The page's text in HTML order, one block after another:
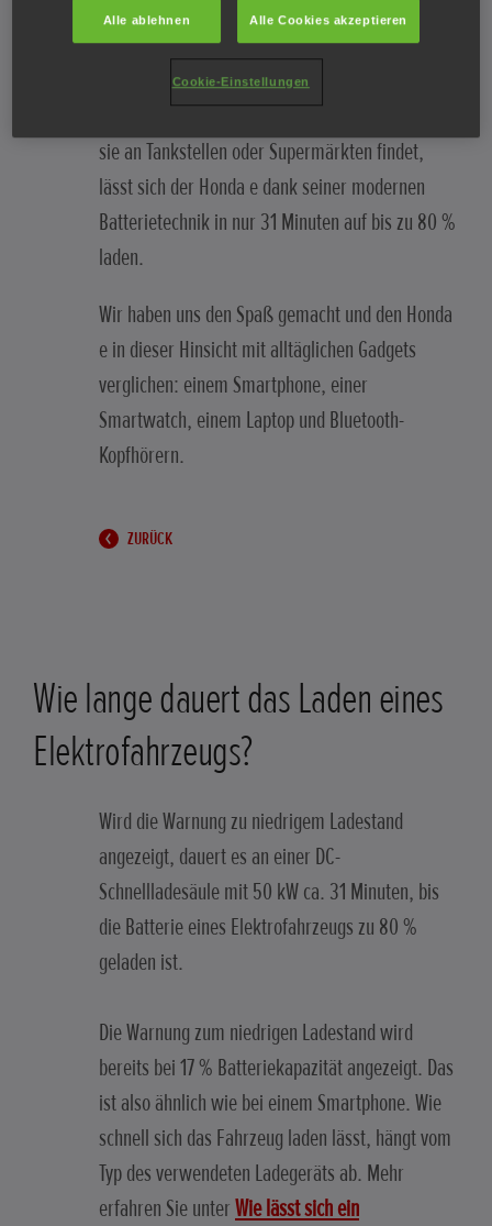
Der Honda e lässt sich schneller laden als ein
Smartphone oder sogar eine Smartwatch.
sie an Tankstellen oder Supermärkten findet,
lässt sich der Honda e dank seiner modernen
Batterietechnik in nur 31 Minuten auf bis zu 80 %
laden.
Wir haben uns den Spaß gemacht und den Honda
e in dieser Hinsicht mit alltäglichen Gadgets
verglichen: einem Smartphone, einer
Smartwatch, einem Laptop und Bluetooth-
Kopfhörern.
ZURÜCK
Wie lange dauert das Laden eines
Elektrofahrzeugs?
Wird die Warnung zu niedrigem Ladestand
angezeigt, dauert es an einer DC-
Schnellladesäule mit 50 kW ca. 31 Minuten, bis
die Batterie eines Elektrofahrzeugs zu 80 %
geladen ist.
Die Warnung zum niedrigen Ladestand wird
bereits bei 17 % Batteriekapazität angezeigt. Das
ist also ähnlich wie bei einem Smartphone. Wie
schnell sich das Fahrzeug laden lässt, hängt vom
Typ des verwendeten Ladegeräts ab. Mehr
erfahren Sie unterWie lässt sich ein
Alle ablehnen Alle Cookies akzeptieren
Cookie-Einstellungen